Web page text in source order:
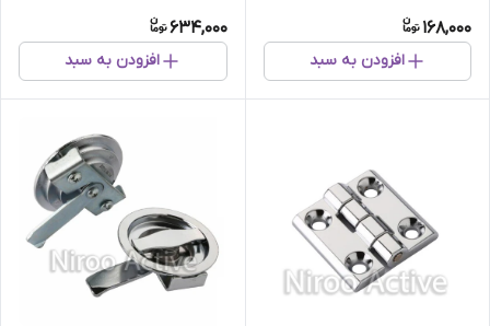
168,000
افزودن به سبد
634,000
افزودن به سبد